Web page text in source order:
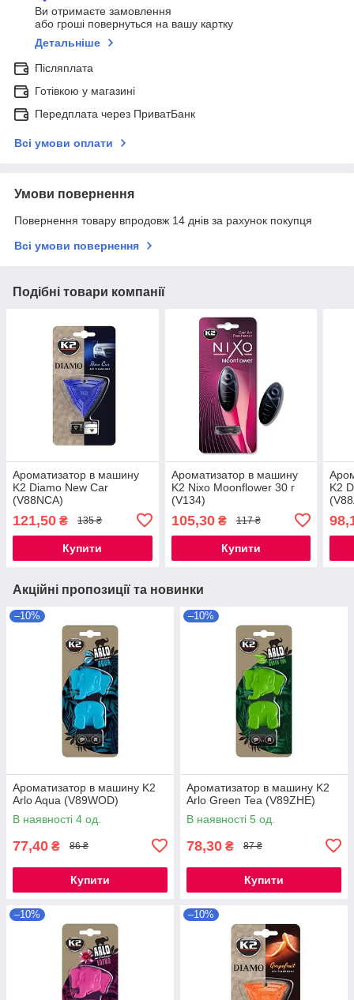
Ви отримаєте замовлення
або гроші повернуться на вашу картку
Детальніше
Післяплата
Готівкою у магазині
Передплата через ПриватБанк
Всі умови оплати
Умови повернення
Повернення товару впродовж 14 днів за рахунок покупця
Всі умови повернення
Подібні товари компанії
Ароматизатор в машину
K2 Diamo New Car
(V88NCA)
121,50 ₴ 135 ₴
Купити
Ароматизатор в машину
K2 Nixo Moonflower 30 г
(V134)
105,30₴ 117 ₴
Купити
K2
Акційні пропозиції та новинки
–10%
Ароматизатор в машину K2
Arlo Aqua (V89WOD)
В наявності 4 од.
77,40 ₴ 86 ₴
Купити
–10%
Ароматизатор в машину K2
Arlo Green Tea (V89ZHE)
В наявності 5 од.
78,30 ₴ 87 ₴
Купити
–10% –10%